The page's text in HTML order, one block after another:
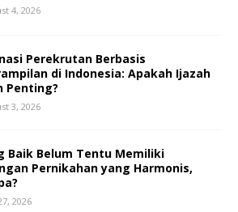
4, 2026
Perekrutan Berbasis
di Indonesia: Apakah Ijazah
Penting?
3, 2026
Baik Belum Tentu Memiliki
Pernikahan yang Harmonis,
2026